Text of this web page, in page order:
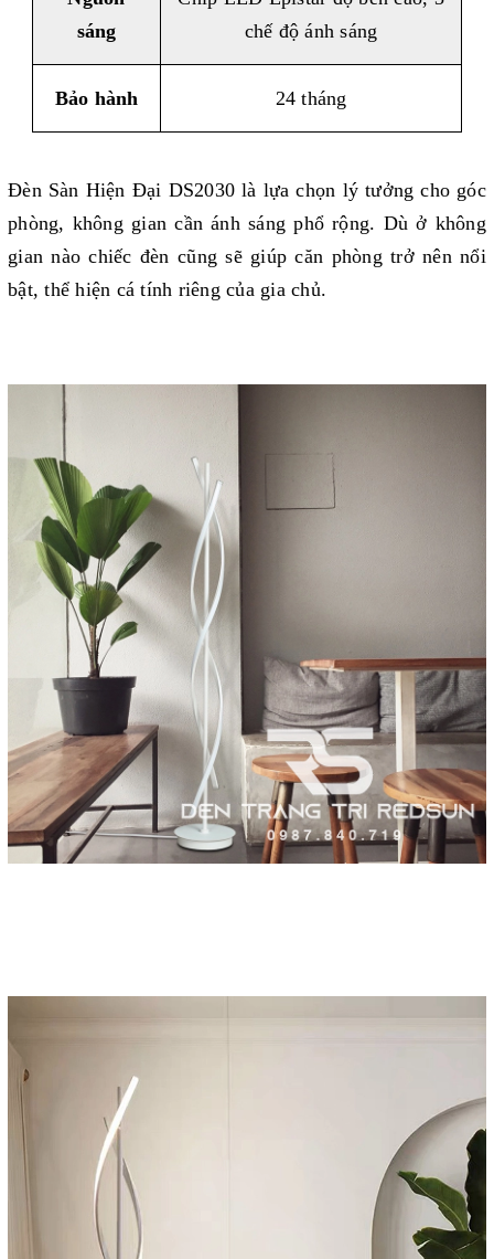
sáng
chế độ ánh sáng
Bảo hành 24 tháng
Đèn Sàn Hiện Đại DS2030 là lựa chọn lý tưởng cho góc
phòng, không gian cần ánh sáng phổ rộng. Dù ở không
gian nào chiếc đèn cũng sẽ giúp căn phòng trở nên nổi
bật, thể hiện cá tính riêng của gia chủ.